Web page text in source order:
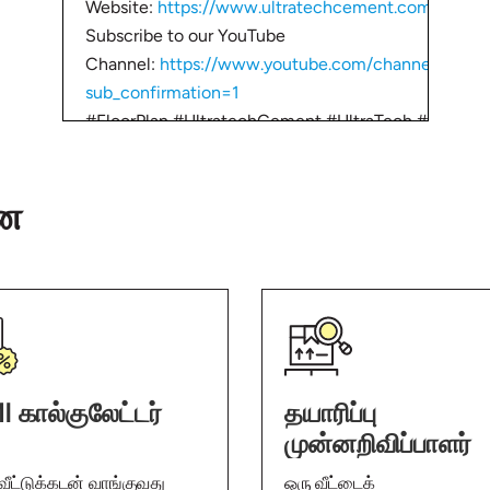
ஒரு ஸ்ட்ராங்கான வீட்டை கட்டுவதற்கு, அஸ்திவாரத்தின்
அவசியம். பாருங்க ஃபவுண்டேஷன் வேலையை
தங்கள் வீட்டை கட்டும் நண்பர்களுடன் பகிர்ந்து
சம்பந்தமான மற்ற தகவல்களுக்கு விசிட் செய்யவும்
#FloorPlan #UltratechCement #UltraTech
Subscribe to our YouTube
Channel: https://www.youtube.com/channel/
sub_confirmation=1
Website: https://www.ultratechcement.com/
கால்குலேட்டர்
வாங்குவது
தயாரிப்பு
முன்னறிவிப்பாளர்
ஒரு வீட்டைக்